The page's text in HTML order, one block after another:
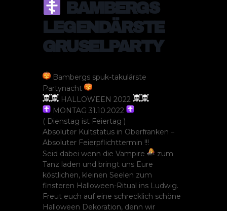
BAMBERGS
LEGENDÄRSTE
GRUSELPARTY
Bambergs spuk-takulärste
Partynacht
HALLOWEEN 2022
MONTAG 31.10.2022
( Dienstag ist Feiertag )
Absoluter Kultstatus in Oberfranken –
Absoluter Feierpflichttermin !!!
Seid dabei wenn die Vampire
zum
Tanz laden und bringt uns Eure
köstlichen, kleinen Seelen zum
finsteren Halloween-Ritual ins Ludwig.
Freut euch auf eine schrecklich schöne
Halloween Dekoration, denn wir